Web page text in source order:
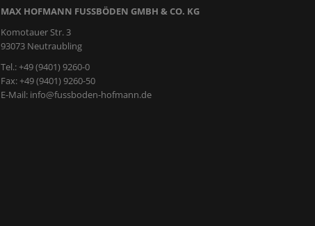
MAX HOFMANN FUSSBÖDEN GMBH & CO. KG
Komotauer Str. 3
93073 Neutraubling
Tel.: +49 (9401) 9260-0
Fax: +49 (9401) 9260-50
E-Mail: info@fussboden-hofmann.de